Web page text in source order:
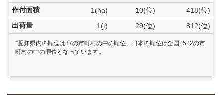
作付面積 1(ha) 10(位)
418(位)
出荷量
1(t) 29(位) 812(位)
*愛知県内の順位は87の市町村の中の順位、日本の順位は全国2522の市
町村の中の順位となっています。